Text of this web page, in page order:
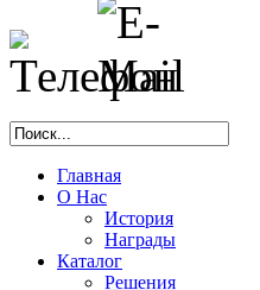
Главная
О Нас
История
Награды
Каталог
Решения